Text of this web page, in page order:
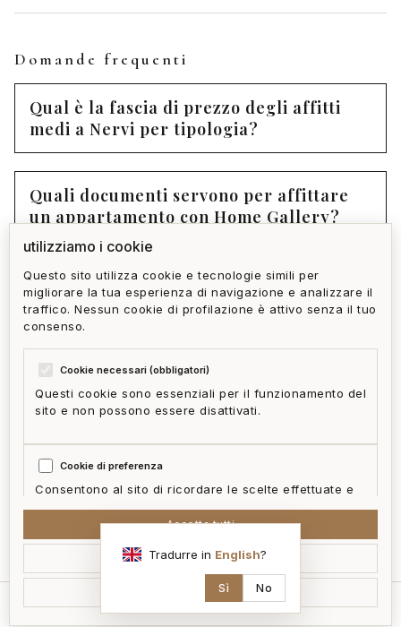
Domande frequenti
Qual è la fascia di prezzo degli affitti
medi a Nervi per tipologia?
Quali documenti servono per affittare
un appartamento con Home Gallery?
Quanto tempo richiede mediamente
trovare un appartamento in affitto a
Nervi?
McFrancis
mappa del sito
utilizziamo i cookie
Questo sito utilizza cookie e tecnologie simili per
migliorare la tua esperienza di navigazione e analizzare il
traffico. Nessun cookie di profilazione è attivo senza il tuo
consenso.
Cookie necessari (obbligatori)
Questi cookie sono essenziali per il funzionamento del
sito e non possono essere disattivati.
Cookie di preferenza
Consentono al sito di ricordare le scelte effettuate e
Cookie statistici
Aiutano a capire come i visitatori interagiscono con il
sito in forma aggregata e anonima.
Accetta tutti
Accetta selezionati
Rifiuta non essenziali
Tradurre in English?
Sì No